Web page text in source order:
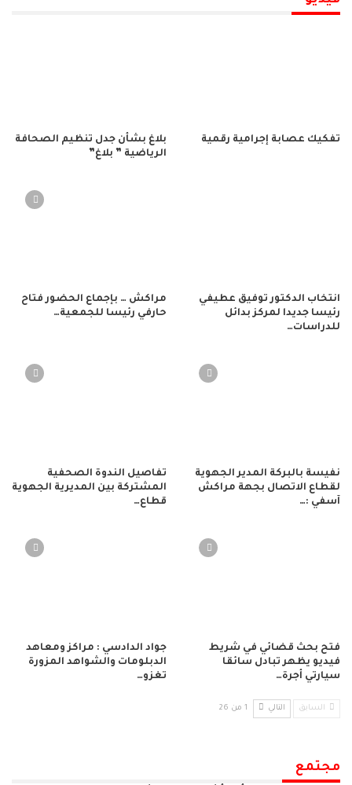
تفكيك عصابة إجرامية رقمية
بلاغ بشأن جدل تنظيم الصحافة
الرياضية ” بلاغ”
انتخاب الدكتور توفيق عطيفي
رئيسا جديدا لمركز بدائل
للدراسات…
مراكش … بإجماع الحضور فتاح
حارفي رئيسا للجمعية…
نفيسة بالبركة المدير الجهوية
لقطاع الاتصال بجهة مراكش
آسفي :…
تفاصيل الندوة الصحفية
المشتركة بين المديرية الجهوية
قطاع…
فتح بحث قضائي في شريط
فيديو يظهر تبادل سائقا
سيارتي أجرة…
جواد الدادسي : مراكز ومعاهد
الدبلومات والشواهد المزورة
تغزو…
السابق التالي 1 من 26
مجتمع